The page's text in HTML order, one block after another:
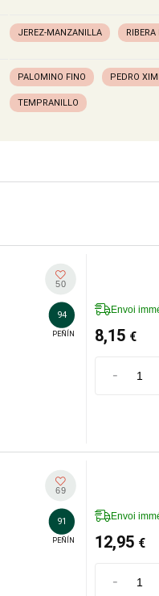
JEREZ-MANZANILLA RIBERA
PALOMINO FINO PEDRO
TEMPRANILLO
50
94
PEÑÍN
Envoi
8,15 €
-
69
91
PEÑÍN
Envoi
12,95 €
-